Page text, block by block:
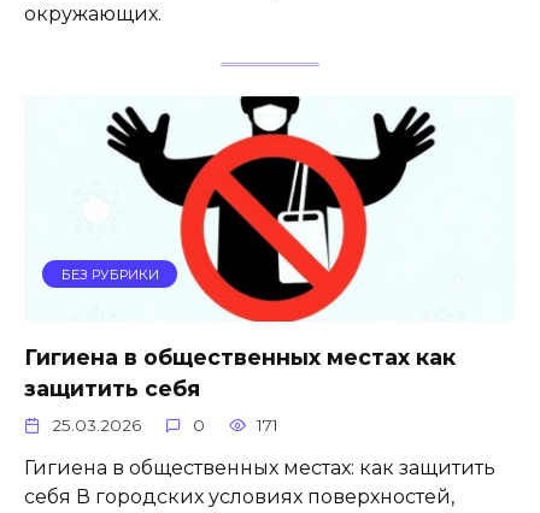
окружающих.
БЕЗ РУБРИКИ
Гигиена в общественных местах как
защитить себя
25.03.2026 0 171
Гигиена в общественных местах: как защитить
себя В городских условиях поверхностей,